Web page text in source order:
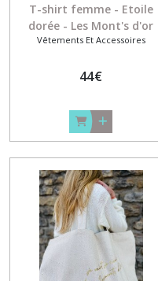
T-shirt femme - Etoile
dorée - Les Mont's d'or
Vêtements Et Accessoires
44€